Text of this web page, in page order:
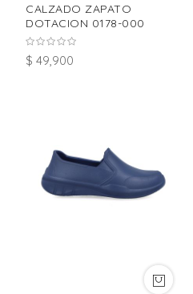
CALZADO ZAPATO
DOTACION 0178-000
$ 49,900